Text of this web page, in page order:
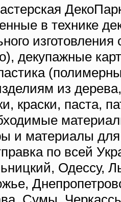
в технике
декупажные
из
краски, паста,
и материалы
по всей
Одессу,